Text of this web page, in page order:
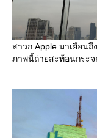
สาวก Apple มาเยือน
ภาพนี้ถ่ายสะท้อนกระจ